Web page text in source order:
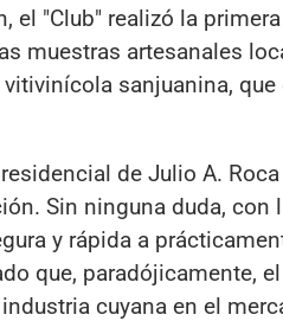
el "Club" realizó la primera
muestras artesanales
sanjuanina, que
de Julio A.
Sin ninguna duda, con
y rápida a
que, paradójicamente,
cuyana en el